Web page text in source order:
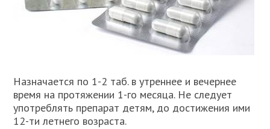
Назначается по 1-2 таб. в утреннее и вечернее
время на протяжении 1-го месяца. Не следует
употреблять препарат детям, до достижения ими
12-ти летнего возраста.